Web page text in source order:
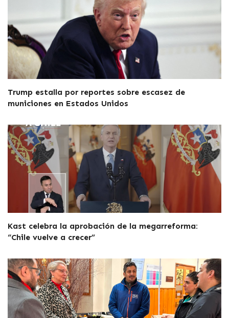
Trump estalla por reportes sobre escasez de
municiones en Estados Unidos
Kast celebra la aprobación de la megarreforma:
“Chile vuelve a crecer”